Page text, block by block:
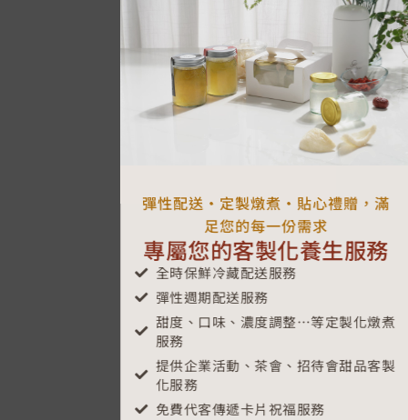
彈性配送・定製燉煮・貼心禮贈，滿
足您的每一份需求
專屬您的客製化養生服務
全時保鮮冷藏配送服務
彈性週期配送服務
甜度、口味、濃度調整⋯等定製化燉煮
服務
提供企業活動、茶會、招待會甜品客製
化服務
免費代客傳遞卡片祝福服務